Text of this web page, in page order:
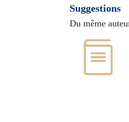
Suggestions
Du même